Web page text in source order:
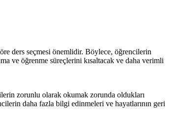
ders seçmesi önemlidir. Böylece, öğrencilerin
ve öğrenme süreçlerini kısaltacak ve daha verimli
zorunlu olarak okumak zorunda oldukları
daha fazla bilgi edinmeleri ve hayatlarının geri